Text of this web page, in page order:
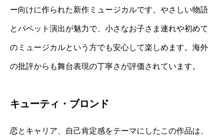
ー向けに作られた新作ミュージカルです。やさしい物語
とパペット演出が魅力で、小さなお子さま連れや初めて
のミュージカルという方でも安心して楽しめます。海外
の批評からも舞台表現の丁寧さが評価されています。
キューティ・ブロンド
恋とキャリア、自己肯定感をテーマにしたこの作品は、